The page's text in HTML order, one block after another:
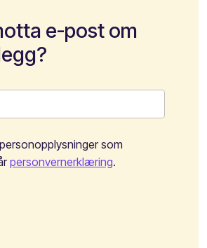
e-post om
som
personvernerklæring.